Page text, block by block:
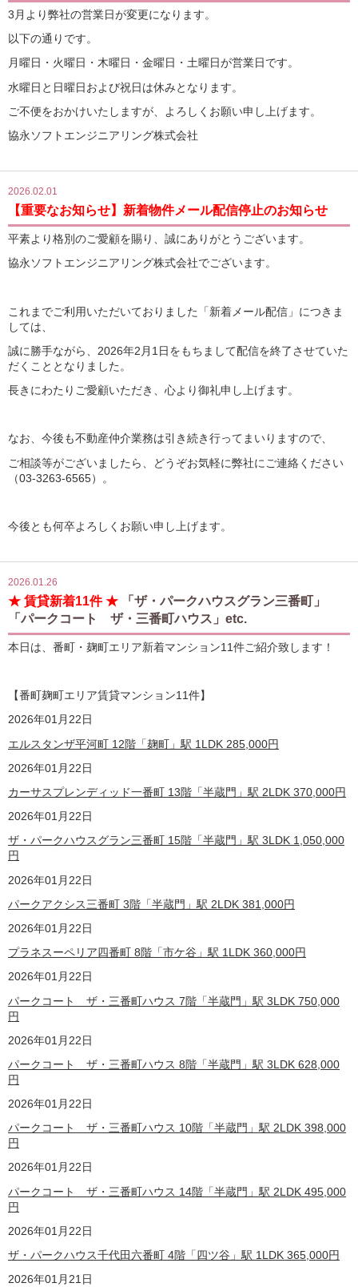
3月より弊社の営業日が変更になります。
以下の通りです。
月曜日・火曜日・木曜日・金曜日・土曜日が営業日です。
水曜日と日曜日および祝日は休みとなります。
ご不便をおかけいたしますが、よろしくお願い申し上げます。
協永ソフトエンジニアリング株式会社
2026.02.01
【重要なお知らせ】新着物件メール配信停止のお知らせ
平素より格別のご愛顧を賜り、誠にありがとうございます。
協永ソフトエンジニアリング株式会社でございます。
これまでご利用いただいておりました「新着メール配信」につきま
しては、
誠に勝手ながら、2026年2月1日をもちまして配信を終了させていた
だくこととなりました。
長きにわたりご愛顧いただき、心より御礼申し上げます。
なお、今後も不動産仲介業務は引き続き行ってまいりますので、
ご相談等がございましたら、どうぞお気軽に弊社にご連絡ください
（03-3263-6565）。
今後とも何卒よろしくお願い申し上げます。
2026.01.26
★ 賃貸新着11件 ★
「ザ・パークハウスグラン三番町」
「パークコート ザ・三番町ハウス」etc.
本日は、番町・麹町エリア新着マンション11件ご紹介致します！
【番町麹町エリア賃貸マンション11件】
2026年01月22日
エルスタンザ平河町 12階「麹町」駅 1LDK 285,000円
2026年01月22日
カーサスプレンディッド一番町 13階「半蔵門」駅 2LDK 370,000円
2026年01月22日
ザ・パークハウスグラン三番町 15階「半蔵門」駅 3LDK 1,050,000
円
2026年01月22日
パークアクシス三番町 3階「半蔵門」駅 2LDK 381,000円
2026年01月22日
プラネスーペリア四番町 8階「市ケ谷」駅 1LDK 360,000円
2026年01月22日
パークコート ザ・三番町ハウス 7階「半蔵門」駅 3LDK 750,000
円
2026年01月22日
パークコート ザ・三番町ハウス 8階「半蔵門」駅 3LDK 628,000
円
2026年01月22日
パークコート ザ・三番町ハウス 10階「半蔵門」駅 2LDK 398,000
円
2026年01月22日
パークコート ザ・三番町ハウス 14階「半蔵門」駅 2LDK 495,000
円
2026年01月22日
ザ・パークハウス千代田六番町 4階「四ツ谷」駅 1LDK 365,000円
2026年01月21日